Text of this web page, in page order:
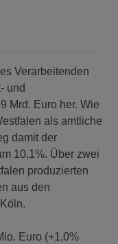
Verarbeitenden
und
Mrd. Euro her. Wie
als amtliche
damit der
10,1%. Über zwei
produzierten
aus den
Euro (+1,0%